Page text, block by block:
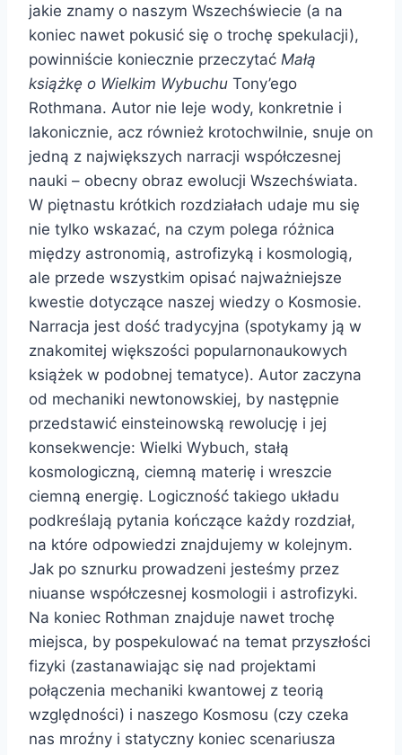
jakie znamy o naszym Wszechświecie (a na
koniec nawet pokusić się o trochę spekulacji),
powinniście koniecznie przeczytać Małą
książkę o Wielkim Wybuchu Tony’ego
Rothmana. Autor nie leje wody, konkretnie i
lakonicznie, acz również krotochwilnie, snuje on
jedną z największych narracji współczesnej
nauki – obecny obraz ewolucji Wszechświata.
W piętnastu krótkich rozdziałach udaje mu się
nie tylko wskazać, na czym polega różnica
między astronomią, astrofizyką i kosmologią,
ale przede wszystkim opisać najważniejsze
kwestie dotyczące naszej wiedzy o Kosmosie.
Narracja jest dość tradycyjna (spotykamy ją w
znakomitej większości popularnonaukowych
książek w podobnej tematyce). Autor zaczyna
od mechaniki newtonowskiej, by następnie
przedstawić einsteinowską rewolucję i jej
konsekwencje: Wielki Wybuch, stałą
kosmologiczną, ciemną materię i wreszcie
ciemną energię. Logiczność takiego układu
podkreślają pytania kończące każdy rozdział,
na które odpowiedzi znajdujemy w kolejnym.
Jak po sznurku prowadzeni jesteśmy przez
niuanse współczesnej kosmologii i astrofizyki.
Na koniec Rothman znajduje nawet trochę
miejsca, by pospekulować na temat przyszłości
fizyki (zastanawiając się nad projektami
połączenia mechaniki kwantowej z teorią
względności) i naszego Kosmosu (czy czeka
nas mroźny i statyczny koniec scenariusza